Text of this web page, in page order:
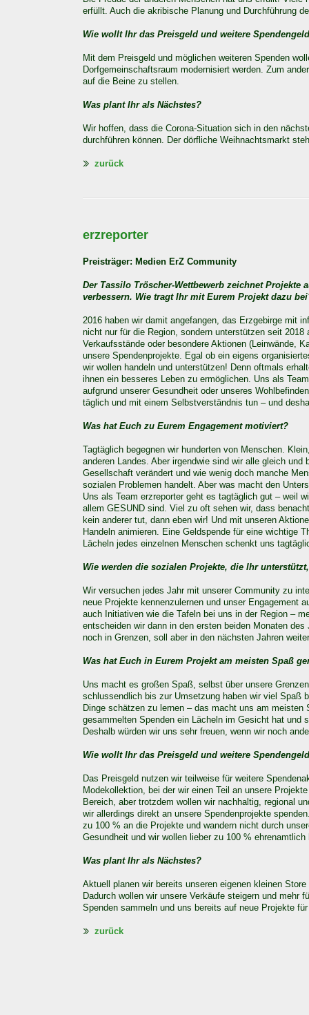
erfüllt. Auch die akribische Planung und Durchführung
Wie wollt Ihr das Preisgeld und weitere
Mit dem Preisgeld und möglichen weiteren Spenden
Dorfgemeinschaftsraum modernisiert werden. Zum
auf die Beine zu stellen.
Was plant Ihr als Nächstes?
Wir hoffen, dass die Corona-Situation sich in den
durchführen können. Der dörfliche Weihnachtsmarkt
zurück
erzreporter
Preisträger: Medien ErZ Community
Der Tassilo Tröscher-Wettbewerb zeichnet
verbessern. Wie tragt Ihr mit Eurem Projekt dazu
2016 haben wir damit angefangen, das Erzgebirge mit
nicht nur für die Region, sondern unterstützen seit
Verkaufsstände oder besondere Aktionen (Leinwände,
unsere Spendenprojekte. Egal ob ein eigens
wir wollen handeln und unterstützen! Denn oftmals
ihnen ein besseres Leben zu ermöglichen. Uns als
aufgrund unserer Gesundheit oder unseres
täglich und mit einem Selbstverständnis tun – und
Was hat Euch zu Eurem Engagement motiviert?
Tagtäglich begegnen wir hunderten von Menschen.
anderen Landes. Aber irgendwie sind wir alle gleich
Gesellschaft verändert und wie wenig doch manche
sozialen Problemen handelt. Aber was macht den
Uns als Team erzreporter geht es tagtäglich gut – weil
allem GESUND sind. Viel zu oft sehen wir, dass
kein anderer tut, dann eben wir! Und mit unseren
Handeln animieren. Eine Geldspende für eine wichtige
Lächeln jedes einzelnen Menschen schenkt uns
Wie werden die sozialen Projekte, die Ihr
Wir versuchen jedes Jahr mit unserer Community zu
neue Projekte kennenzulernen und unser Engagement
auch Initiativen wie die Tafeln bei uns in der Region –
entscheiden wir dann in den ersten beiden Monaten
noch in Grenzen, soll aber in den nächsten Jahren
Was hat Euch in Eurem Projekt am meisten Spaß
Uns macht es großen Spaß, selbst über unsere
schlussendlich bis zur Umsetzung haben wir viel Spaß
Dinge schätzen zu lernen – das macht uns am
gesammelten Spenden ein Lächeln im Gesicht hat und
Deshalb würden wir uns sehr freuen, wenn wir noch
Wie wollt Ihr das Preisgeld und weitere
Das Preisgeld nutzen wir teilweise für weitere
Modekollektion, bei der wir einen Teil an unsere
Bereich, aber trotzdem wollen wir nachhaltig, regional
wir allerdings direkt an unsere Spendenprojekte
zu 100 % an die Projekte und wandern nicht durch
Gesundheit und wir wollen lieber zu 100 % ehrenamtlich
Was plant Ihr als Nächstes?
Aktuell planen wir bereits unseren eigenen kleinen
Dadurch wollen wir unsere Verkäufe steigern und mehr
Spenden sammeln und uns bereits auf neue Projekte
zurück